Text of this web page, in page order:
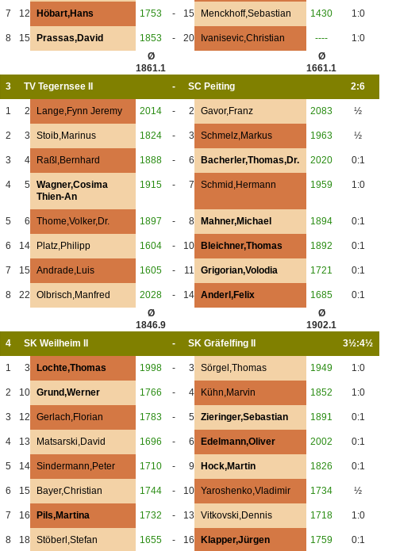
7 12 Höbart,Hans 1753 - 15 Menckhoff,Sebastian 1430 1:0
8 15 Prassas,David 1853 - 20 Ivanisevic,Christian ----
1:0
Ø
1861.1
Ø
1661.1
3
TV Tegernsee II - SC Peiting 2:6
1 2 Lange,Fynn Jeremy 2014 - 2 Gavor,Franz 2083 ½
2 3 Stoib,Marinus 1824 - 3 Schmelz,Markus 1963 ½
3 4 Raßl,Bernhard 1888 - 6 Bacherler,Thomas,Dr. 2020 0:1
4 5
Wagner,Cosima
Thien-An
1915 - 7 Schmid,Hermann 1959 1:0
5 6 Thome,Volker,Dr. 1897 - 8 Mahner,Michael 1894 0:1
6 14 Platz,Philipp 1604 - 10 Bleichner,Thomas 1892 0:1
7 15 Andrade,Luis 1605 - 11 Grigorian,Volodia 1721 0:1
8 22 Olbrisch,Manfred 2028 - 14 Anderl,Felix 1685
0:1
Ø
1846.9
Ø
1902.1
4
SK Weilheim II - SK Gräfelfing II 3½:4½
1 3 Lochte,Thomas 1998 - 3 Sörgel,Thomas 1949 1:0
2 10 Grund,Werner 1766 - 4 Kühn,Marvin 1852 1:0
3 12 Gerlach,Florian 1783 - 5 Zieringer,Sebastian 1891 0:1
4 13 Matsarski,David 1696 - 6 Edelmann,Oliver 2002 0:1
5 14 Sindermann,Peter 1710 - 9 Hock,Martin 1826 0:1
6 15 Bayer,Christian 1744 - 10 Yaroshenko,Vladimir 1734 ½
7 16 Pils,Martina 1732 - 13 Vitkovski,Dennis 1718 1:0
8 18 Stöberl,Stefan 1655 - 16 Klapper,Jürgen 1759
0:1